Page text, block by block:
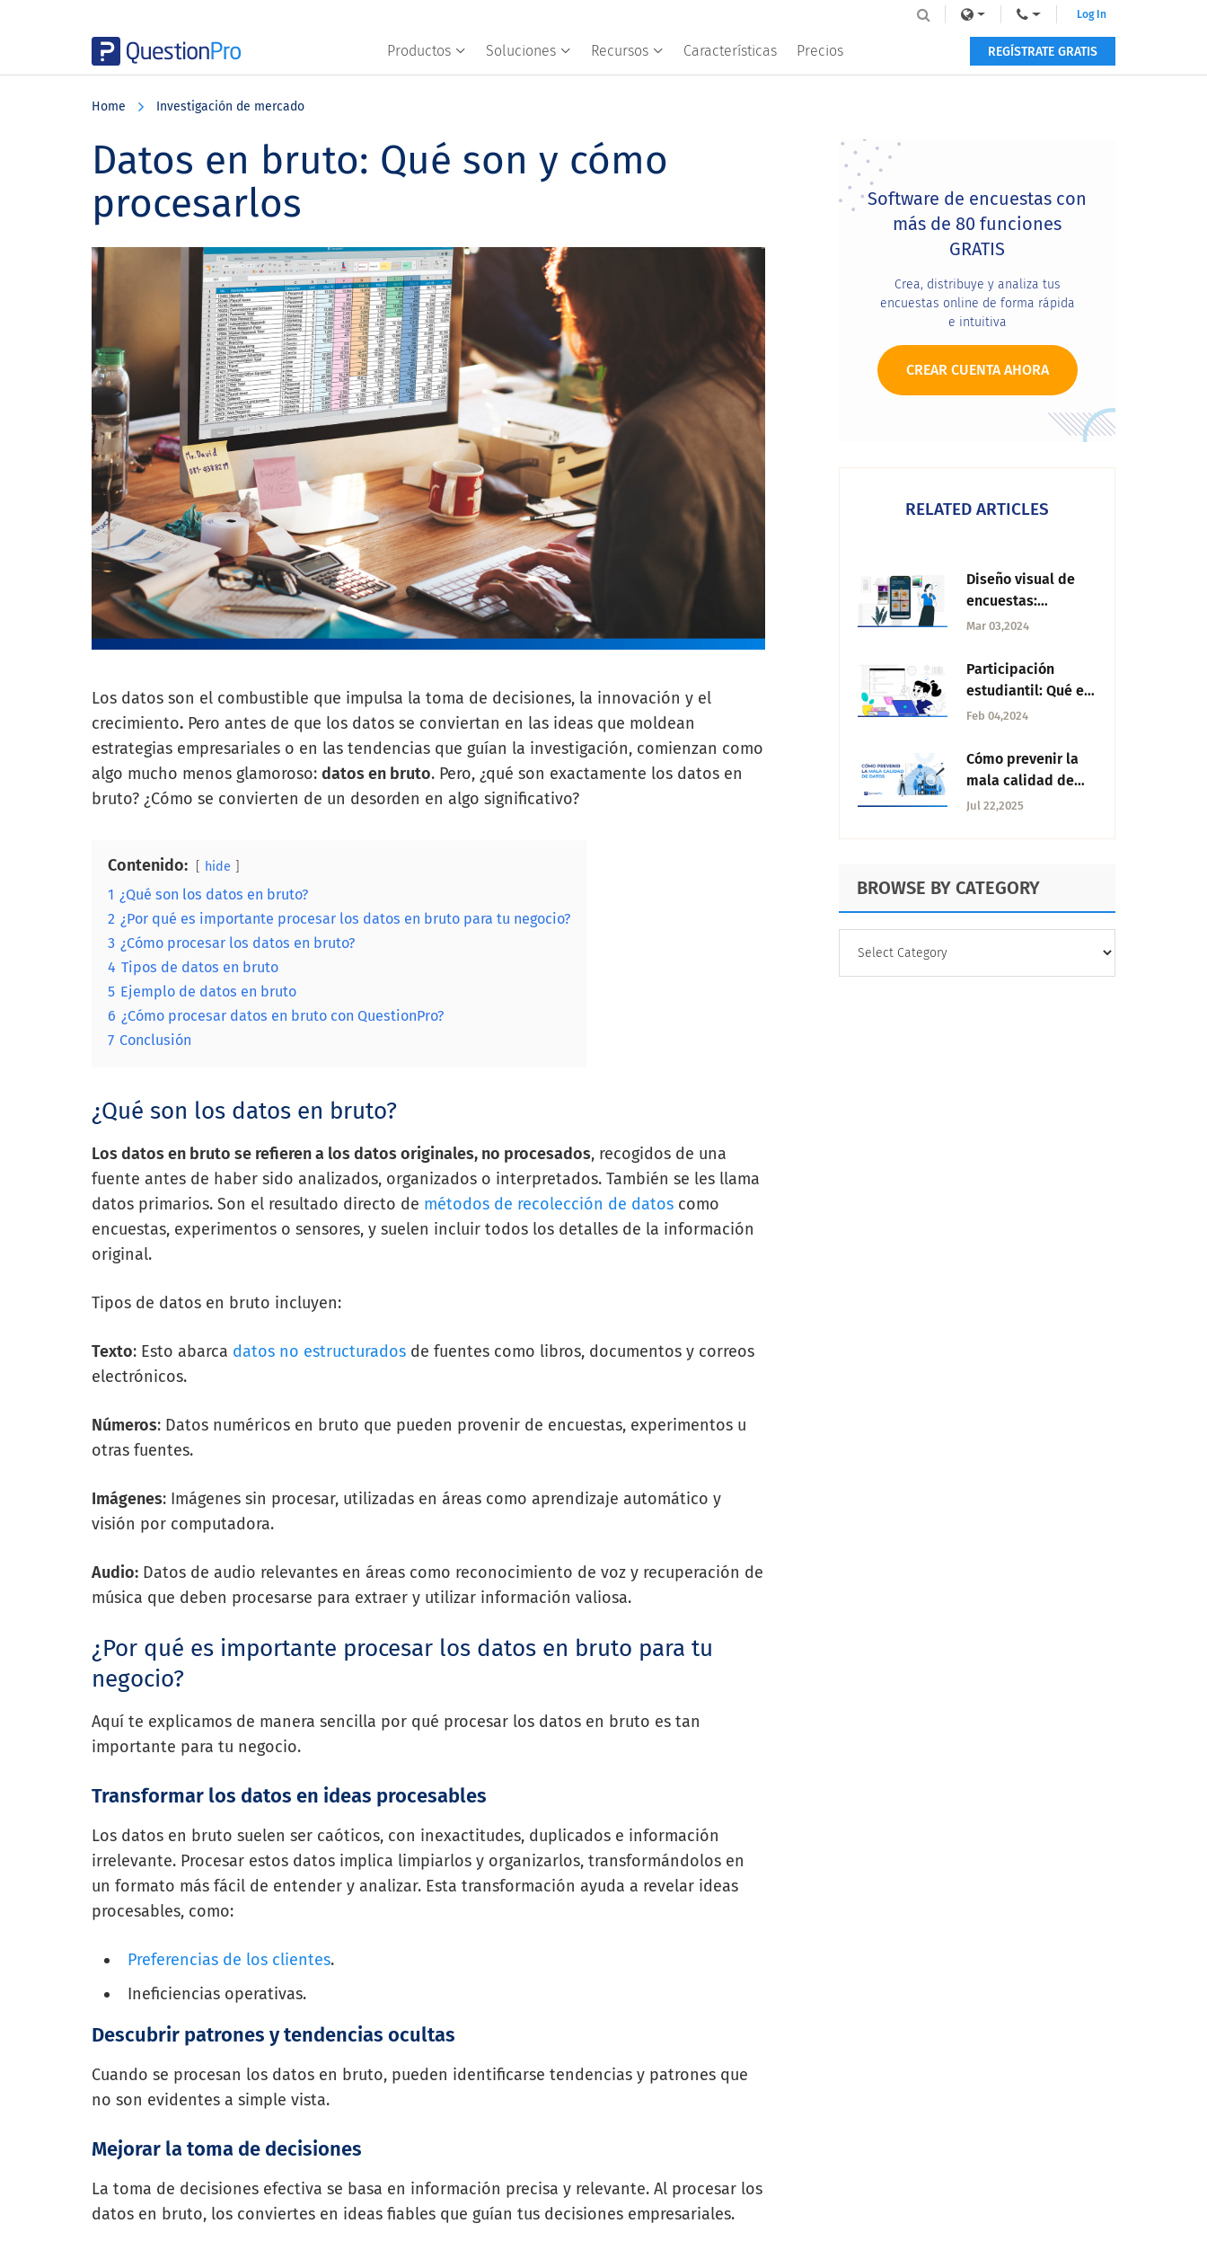
Productos Soluciones Recursos Características Precios
Log In
REGÍSTRATE GRATIS
Home Investigación de mercado
Datos en bruto: Qué son y cómo
procesarlos
Los datos son el combustible que impulsa la toma de decisiones, la innovación y el
crecimiento. Pero antes de que los datos se conviertan en las ideas que moldean
estrategias empresariales o en las tendencias que guían la investigación, comienzan como
algo mucho menos glamoroso: datos en bruto. Pero, ¿qué son exactamente los datos en
bruto? ¿Cómo se convierten de un desorden en algo significativo?
Contenido: hide
1 ¿Qué son los datos en bruto?
2 ¿Por qué es importante procesar los datos en bruto para tu negocio?
3 ¿Cómo procesar los datos en bruto?
4 Tipos de datos en bruto
5 Ejemplo de datos en bruto
6 ¿Cómo procesar datos en bruto con QuestionPro?
7 Conclusión
¿Qué son los datos en bruto?
Los datos en bruto se refieren a los datos originales, no procesados, recogidos de una
fuente antes de haber sido analizados, organizados o interpretados. También se les llama
datos primarios. Son el resultado directo de métodos de recolección de datos como
encuestas, experimentos o sensores, y suelen incluir todos los detalles de la información
original.
Tipos de datos en bruto incluyen:
Texto: Esto abarca datos no estructurados de fuentes como libros, documentos y correos
electrónicos.
Números: Datos numéricos en bruto que pueden provenir de encuestas, experimentos u
otras fuentes.
Imágenes: Imágenes sin procesar, utilizadas en áreas como aprendizaje automático y
visión por computadora.
Audio: Datos de audio relevantes en áreas como reconocimiento de voz y recuperación de
música que deben procesarse para extraer y utilizar información valiosa.
¿Por qué es importante procesar los datos en bruto para tu
negocio?
Aquí te explicamos de manera sencilla por qué procesar los datos en bruto es tan
importante para tu negocio.
Transformar los datos en ideas procesables
Los datos en bruto suelen ser caóticos, con inexactitudes, duplicados e información
irrelevante. Procesar estos datos implica limpiarlos y organizarlos, transformándolos en
un formato más fácil de entender y analizar. Esta transformación ayuda a revelar ideas
procesables, como:
Preferencias de los clientes.
Ineficiencias operativas.
Descubrir patrones y tendencias ocultas
Cuando se procesan los datos en bruto, pueden identificarse tendencias y patrones que
no son evidentes a simple vista.
Mejorar la toma de decisiones
La toma de decisiones efectiva se basa en información precisa y relevante. Al procesar los
datos en bruto, los conviertes en ideas fiables que guían tus decisiones empresariales.
Primary
Sidebar
Software de encuestas con
más de 80 funciones
GRATIS
Crea, distribuye y analiza tus
encuestas online de forma rápida
e intuitiva
CREAR CUENTA AHORA
RELATED ARTICLES
Diseño visual de
encuestas:
Ventajas para la
respuestas
Mar 03,2024
Participación
estudiantil: Qué es
y cómo fomentarla
Feb 04,2024
Cómo prevenir la
mala calidad de
datos: Consejos y
Jul 22,2025
BROWSE BY CATEGORY
CATEGORY